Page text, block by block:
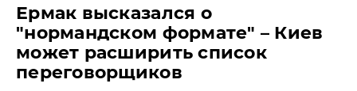
Ермак высказался о
"нормандском формате" – Киев
может расширить список
переговорщиков